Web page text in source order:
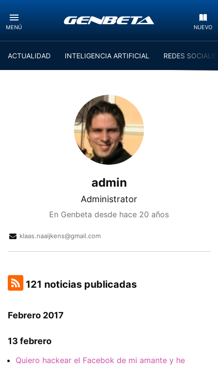
MENÚ NUEVO
ACTUALIDAD INTELIGENCIA ARTIFICIAL REDES
admin
Administrator
En Genbeta desde hace 20 años
klaas.naaijkens@gmail.com
121 noticias publicadas
Febrero 2017
13 febrero
Quiero hackear el Facebok de mi amante y he